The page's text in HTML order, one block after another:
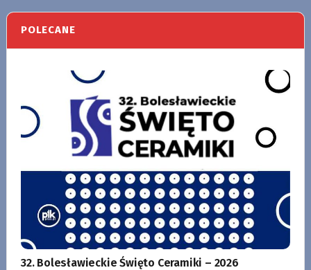
POLECANE
32. Bolesławieckie Święto Ceramiki – 2026